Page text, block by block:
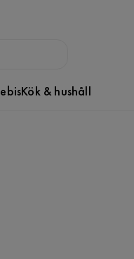
Kök & hushåll